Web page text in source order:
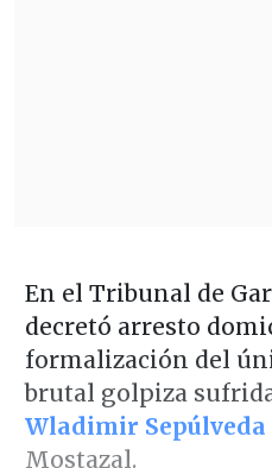
En el Tribunal de
decretó arresto
formalización del
brutal golpiza
Wladimir Sepúlveda
Mostazal.